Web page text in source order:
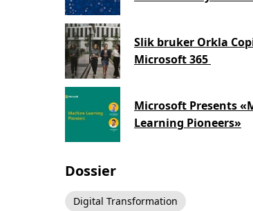
Slik bruker Orkla
Microsoft 365
Microsoft Presents
Learning Pioneers»
Dossier
Digital Transformation